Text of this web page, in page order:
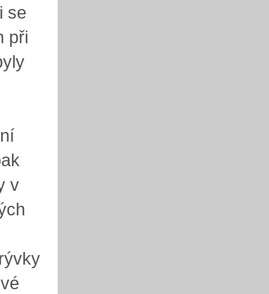
se
při
v